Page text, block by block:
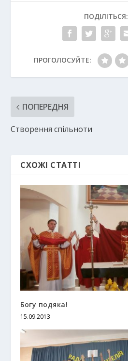
ПОДІЛІТЬСЯ:
ПРОГОЛОСУЙТЕ:
ПОПЕРЕДНЯ
Створення спільноти
СХОЖІ СТАТТІ
Богу подяка!
15.09.2013